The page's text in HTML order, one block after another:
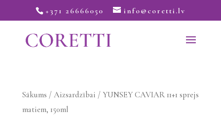
+371 26666050 info@coretti.lv
Sākums / Aizsardzībai / YUNSEY CAVIAR 11+1 sprejs
matiem, 150ml